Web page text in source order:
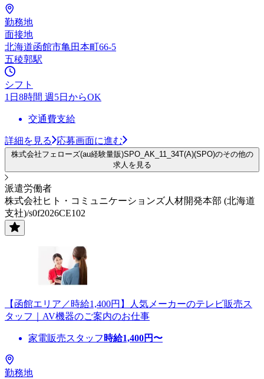
勤務地
面接地
北海道函館市亀田本町66-5
五稜郭駅
シフト
1日8時間 週5日からOK
交通費支給
詳細を見る 応募画面に進む
株式会社フェローズ(au経験量販)SPO_AK_11_34T(A)(SPO)のその他の
求人を見る
派遣労働者
株式会社ヒト・コミュニケーションズ人材開発本部 (北海道
支社)/s0f2026CE102
【函館エリア／時給1,400円】人気メーカーのテレビ販売ス
タッフ｜AV機器のご案内のお仕事
家電販売スタッフ 時給1,400円〜
勤務地